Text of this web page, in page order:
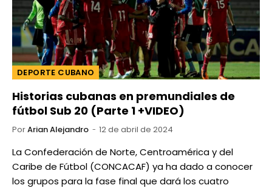
DEPORTE CUBANO
Historias cubanas en premundiales de
fútbol Sub 20 (Parte 1 +VIDEO)
PorArian Alejandro 12 de abril de 2024
La Confederación de Norte, Centroamérica y del
Caribe de Fútbol (CONCACAF) ya ha dado a conocer
los grupos para la fase final que dará los cuatro